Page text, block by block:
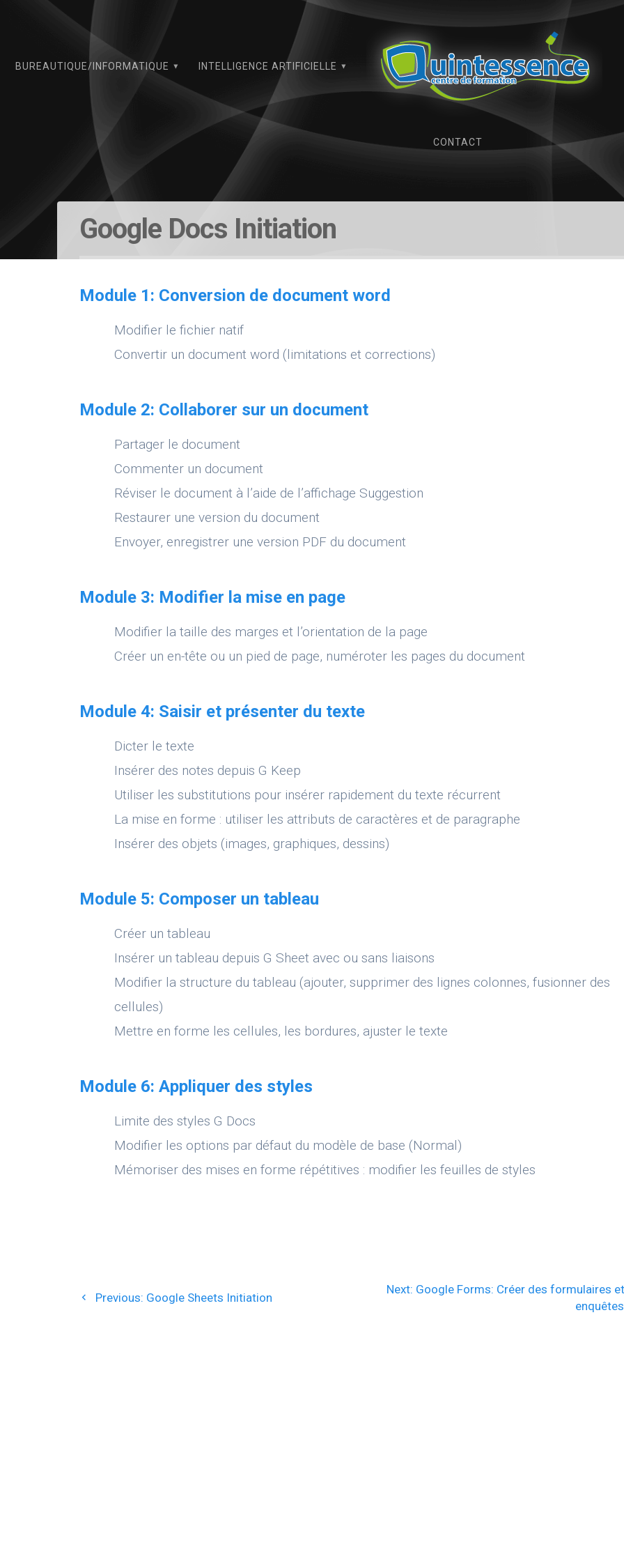
BUREAUTIQUE/INFORMATIQUE INTELLIGENCE ARTIFICIELLE
CONTACT
Google Docs Initiation
Module 1: Conversion de document word
Modifier le fichier natif
Convertir un document word (limitations et corrections)
Module 2: Collaborer sur un document
Partager le document
Commenter un document
Réviser le document à l’aide de l’affichage Suggestion
Restaurer une version du document
Envoyer, enregistrer une version PDF du document
Module 3: Modifier la mise en page
Modifier la taille des marges et l’orientation de la page
Créer un en-tête ou un pied de page, numéroter les pages du document
Module 4: Saisir et présenter du texte
Dicter le texte
Insérer des notes depuis G Keep
Utiliser les substitutions pour insérer rapidement du texte récurrent
La mise en forme : utiliser les attributs de caractères et de paragraphe
Insérer des objets (images, graphiques, dessins)
Module 5: Composer un tableau
Créer un tableau
Insérer un tableau depuis G Sheet avec ou sans liaisons
Modifier la structure du tableau (ajouter, supprimer des lignes colonnes, fusionner des
cellules)
Mettre en forme les cellules, les bordures, ajuster le texte
Module 6: Appliquer des styles
Limite des styles G Docs
Modifier les options par défaut du modèle de base (Normal)
Mémoriser des mises en forme répétitives : modifier les feuilles de styles
de
Previous: Previous
Google Sheets Initiation
Next: Next
Google Forms: Créer des formulaires
enquêtes